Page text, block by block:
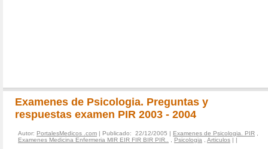
Examenes de Psicologia. Preguntas y
respuestas examen PIR 2003 - 2004
Autor: PortalesMedicos .com | Publicado: 22/12/2005 | Examenes de Psicologia. PIR
Examenes Medicina Enfermeria MIR EIR FIR BIR PIR..
Psicologia Articulos | |